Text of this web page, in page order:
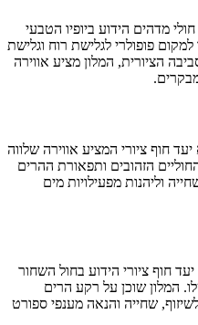
מדהים הידוע ביופיו הטבעי
פופולרי לגלישת רוח וגלישת
הציורית, המלון מציע אווירה
חוף ציורי המציע אווירה שלווה
הזהובים ותפאורת ההרים
וליהנות מפעילויות מים
חוף ציורי הידוע בחול השחור
המלון שוכן על רקע הרים
שחייה והנאה מענפי ספורט